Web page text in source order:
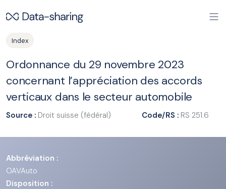
Index
Ordonnance du 29 novembre 2023
concernant l’appréciation des accords
verticaux dans le secteur automobile
Source : Droit suisse (fédéral) Code/RS : RS 251.6
Abbréviation :
OAVAuto
Disposition :